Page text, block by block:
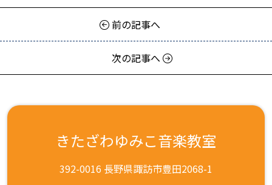
前の記事へ
次の記事へ
きたざわゆみこ音楽教室
392-0016 長野県諏訪市豊田2068-1